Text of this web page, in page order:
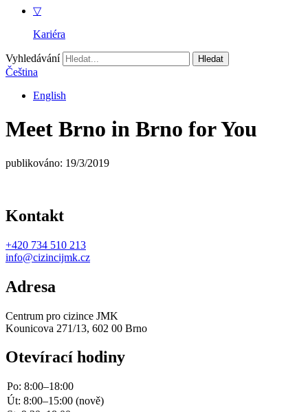
▽
Kariéra
Vyhledávání
Čeština
English
Meet Brno in Brno for You
publikováno: 19/3/2019
Kontakt
+420 734 510 213
info@cizincijmk.cz
Adresa
Centrum pro cizince JMK
Kounicova 271/13, 602 00 Brno
Otevírací hodiny